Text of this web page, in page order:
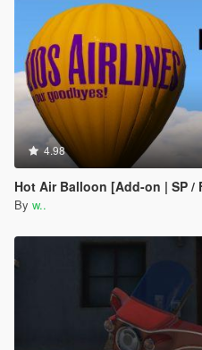
4.98
Hot Air Balloon [Add-on | SP /
By w..